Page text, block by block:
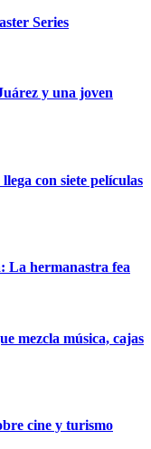
Series
y una joven
con siete películas
La hermanastra fea
mezcla música, cajas
cine y turismo